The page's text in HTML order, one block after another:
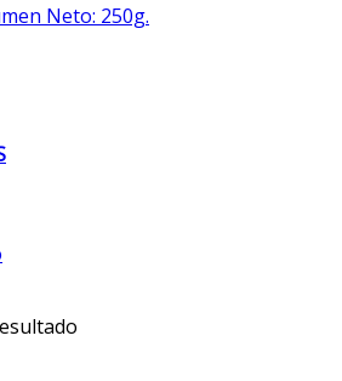
Neto: 250g.